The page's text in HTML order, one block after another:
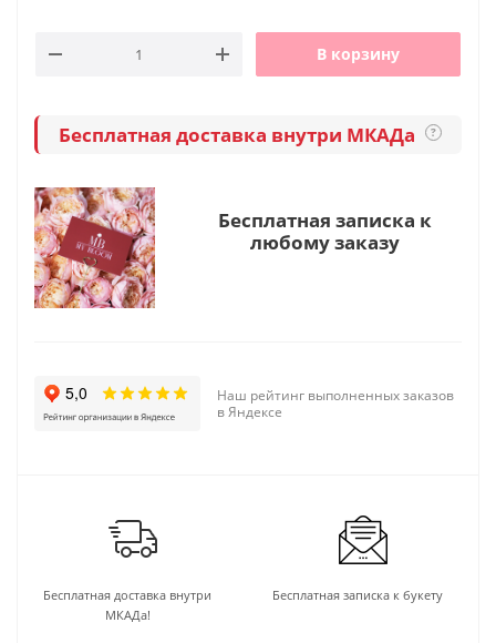
В корзину
Бесплатная доставка внутри МКАДа ?
Бесплатная записка к
любому заказу
Наш рейтинг выполненных заказов
в Яндексе
Бесплатная доставка внутри
МКАДа!
Бесплатная записка к букету